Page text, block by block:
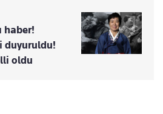
haber!
duyuruldu!
oldu